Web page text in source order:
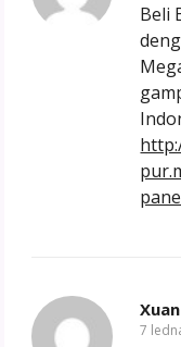
Beli
7